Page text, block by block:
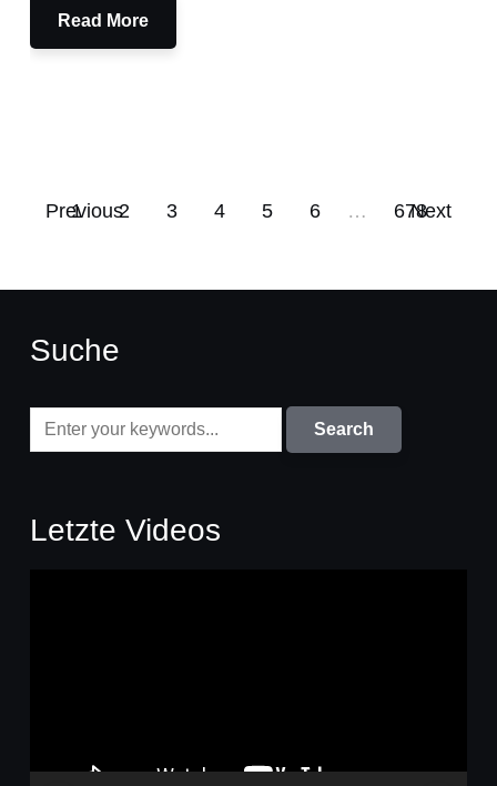
Read More
Previous
1 2 3 4 5 6 … 678Next
Suche
Letzte Videos